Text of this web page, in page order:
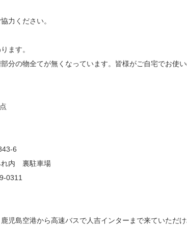
力ください。
ます。
分の物全てが無くなっています。皆様がご自宅でお使い
6
れ内 裏駐車場
0311
児島空港から高速バスで人吉インターまで来ていただけ